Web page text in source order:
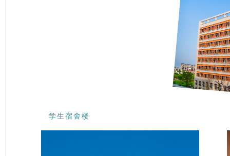
学生宿舍楼